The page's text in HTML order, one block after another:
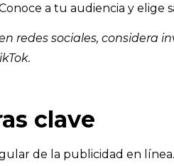
a tu audiencia y elige
redes sociales, considera
clave
de la publicidad en